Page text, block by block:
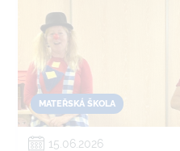
MATEŘSKÁ ŠKOLA
15.06.2026